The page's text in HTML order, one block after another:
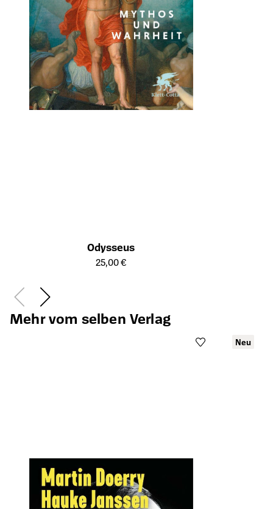
Odysseus
Öffnet die Detailseite des Produkts
25,00 €
Mehr vom selben Verlag
Neu